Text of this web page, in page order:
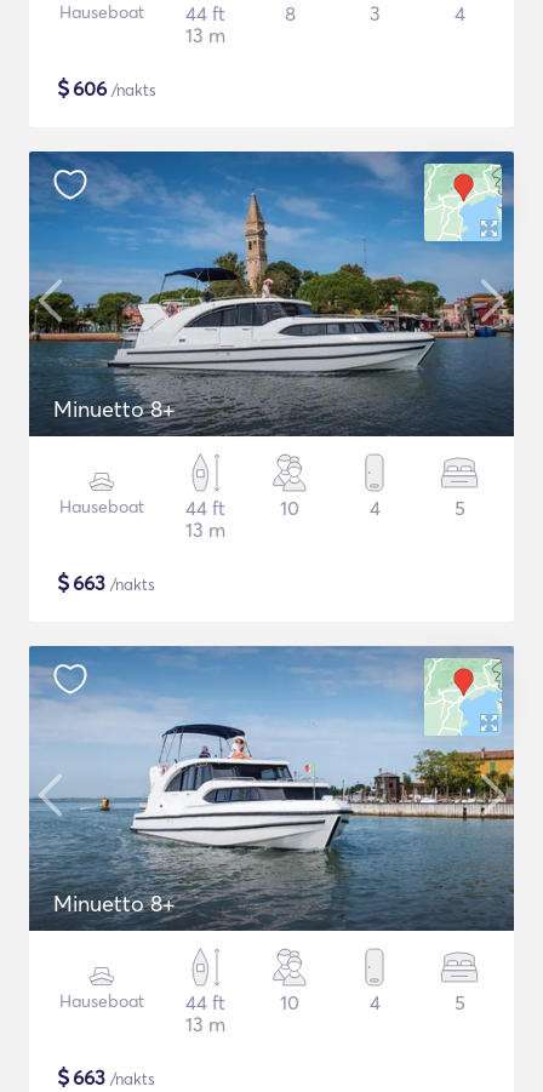
Hauseboat
44 ft
13 m
8 3 4
$606 /nakts
Minuetto 8+
Hauseboat
44 ft
13 m
10 4 5
$663 /nakts
Minuetto 8+
Hauseboat
44 ft
13 m
10 4 5
$663 /nakts